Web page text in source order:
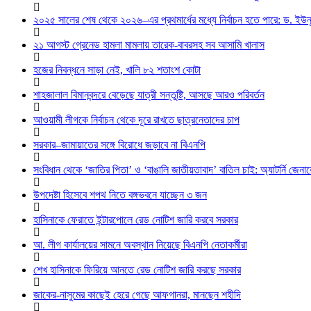
২০২৫ সালের শেষ থেকে ২০২৬–এর প্রথমার্ধের মধ্যে নির্বাচন হতে পারে: ড.
২১ আগস্ট গ্রেনেড হামলা মামলায় তারেক-বাবরসহ সব আসামি খালাস
হজের নিবন্ধনে সাড়া নেই, খালি ৮২ শতাংশ কোটা
শাহজালাল বিমানবন্দরে বেড়েছে যাত্রী সন্তুষ্টি, আসছে আরও পরিবর্তন
আওয়ামী লীগকে নির্বাচন থেকে দূরে রাখতে ছাত্রনেতাদের চাপ
সরকার–জামায়াতের সঙ্গে বিরোধে জড়াবে না বিএনপি
সংবিধান থেকে ‘জাতির পিতা’ ও ‘বাঙালি জাতীয়তাবাদ’ বাতিল চাই: অ্যাটর্নি
উপদেষ্টা হিসেবে শপথ নিতে বঙ্গভবনে যাচ্ছেন ৩ জন
হাসিনাকে ফেরাতে ইন্টারপোলে রেড নোটিশ জারি করবে সরকার
আ. লীগ কার্যালয়ের সামনে অবস্থান নিয়েছে বিএনপি নেতাকর্মীরা
শেখ হাসিনাকে ফিরিয়ে আনতে রেড নোটিশ জারি করছে সরকার
জাকের-নাসুমের কাছেই হেরে গেছে আফগানরা, মানছেন শহীদি